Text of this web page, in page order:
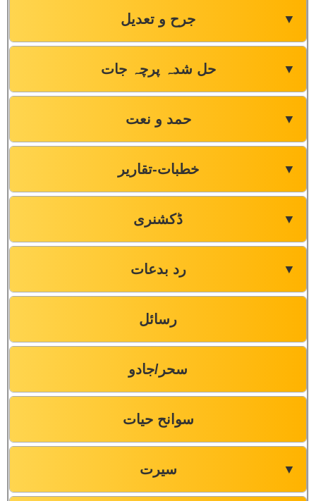
جرح و تعدیل ▼
حل شدہ پرچہ جات ▼
حمد و نعت ▼
خطبات-تقاریر ▼
ڈکشنری ▼
رد بدعات ▼
رسائل
سحر/جادو
سوانح حیات
سیرت ▼